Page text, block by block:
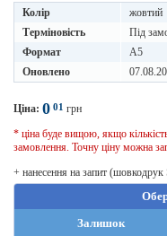
Колір
жовтий
Терміновість
Під
Формат
A5
Оновлено
Ціна: 0 01 грн
* ціна буде вищою, якщо
замовлення. Точну ціну можна
+ нанесення на запит (шовкодрук
Залишок